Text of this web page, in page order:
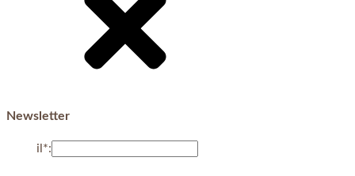
Newsletter
E-Mail*: